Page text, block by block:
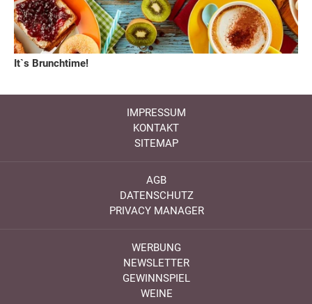
It`s Brunchtime!
IMPRESSUM
KONTAKT
SITEMAP
AGB
DATENSCHUTZ
PRIVACY MANAGER
WERBUNG
NEWSLETTER
GEWINNSPIEL
WEINE